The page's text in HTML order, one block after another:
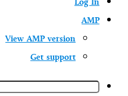
AMP
View AMP version
Get support